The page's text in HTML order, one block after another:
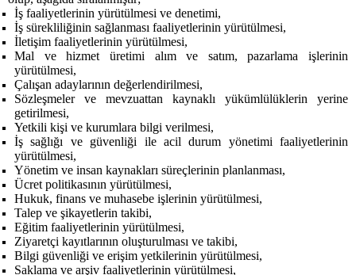
İş faaliyetlerinin yürütülmesi ve denetimi,
İş sürekliliğinin sağlanması faaliyetlerinin yürütülmesi,
İletişim faaliyetlerinin yürütülmesi,
Mal ve hizmet üretimi alım ve satım, pazarlama işlerinin
yürütülmesi,
Çalışan adaylarının değerlendirilmesi,
Sözleşmeler ve mevzuattan kaynaklı yükümlülüklerin yerine
getirilmesi,
Yetkili kişi ve kurumlara bilgi verilmesi,
İş sağlığı ve güvenliği ile acil durum yönetimi faaliyetlerinin
yürütülmesi,
Yönetim ve insan kaynakları süreçlerinin planlanması,
Ücret politikasının yürütülmesi,
Hukuk, finans ve muhasebe işlerinin yürütülmesi,
Talep ve şikayetlerin takibi,
Eğitim faaliyetlerinin yürütülmesi,
Ziyaretçi kayıtlarının oluşturulması ve takibi,
Bilgi güvenliği ve erişim yetkilerinin yürütülmesi,
Saklama ve arşiv faaliyetlerinin yürütülmesi,